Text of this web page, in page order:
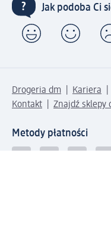
Jak podoba Ci
Drogeria dm Kariera
Kontakt
Znajdź sklepy
Metody płatności